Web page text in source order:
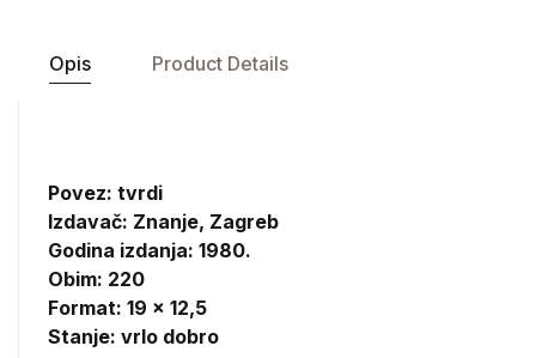
Opis Product Details
Povez: tvrdi
Izdavač: Znanje, Zagreb
Godina izdanja: 1980.
Obim: 220
Format: 19 x 12,5
Stanje: vrlo dobro